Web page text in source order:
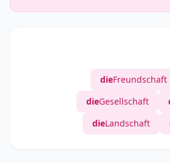
dieFreundschaft
dieGesellschaft
dieLandschaft